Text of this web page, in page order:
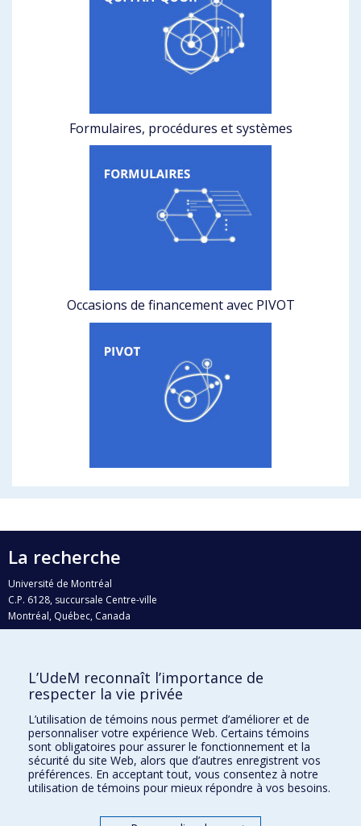
Formulaires, procédures et systèmes
Occasions de financement avec PIVOT
La recherche
Université de Montréal
C.P. 6128, succursale Centre-ville
Montréal, Québec, Canada
H3C 3J7
Qui fait quoi?
Nous trouver
Plan du site
Accessibilité
L’UdeM reconnaît l’importance de
respecter la vie privée
L’utilisation de témoins nous permet d’améliorer et de
personnaliser votre expérience Web. Certains témoins
sont obligatoires pour assurer le fonctionnement et la
sécurité du site Web, alors que d’autres enregistrent vos
préférences. En acceptant tout, vous consentez à notre
utilisation de témoins pour mieux répondre à vos besoins.